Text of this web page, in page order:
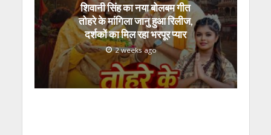
शिवानी सिंह का नया बोलबम गीत
तोहरे के मांगिला जानु हुआ रिलीज,
दर्शकों का मिल रहा भरपूर प्यार
2 weeks ago